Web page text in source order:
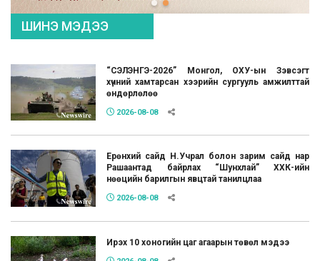
ШИНЭ МЭДЭЭ
“СЭЛЭНГЭ-2026” Монгол, ОХУ-ын Зэвсэгт
хүчний хамтарсан хээрийн сургууль амжилттай
өндөрлөлөө
2026-08-08
Ерөнхий сайд Н.Учрал болон зарим сайд нар
Рашаантад байрлах “Шунхлай” ХХК-ийн
нөөцийн барилгын явцтай танилцлаа
2026-08-08
Ирэх 10 хоногийн цаг агаарын төвөл мэдээ